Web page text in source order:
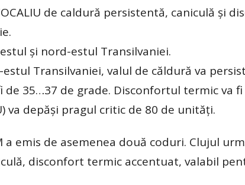
de caldură persistentă, caniculă și
și nord-estul Transilvaniei.
Transilvaniei, valul de căldură va
35…37 de grade. Disconfortul termic va
va depăși pragul critic de 80 de unități.
a emis de asemenea două coduri. Clujul
disconfort termic accentuat, valabil